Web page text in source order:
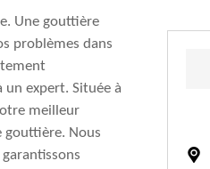
Une gouttière
problèmes dans
expert. Située à
meilleur
gouttière. Nous